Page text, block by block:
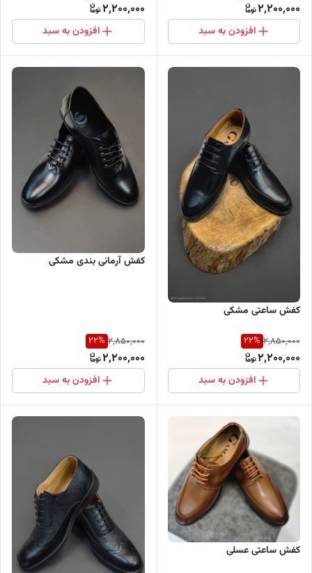
2,200,000
افزودن به سبد
2,200,000
افزودن به سبد
کفش ساعتی مشکی
2,850,000
22%
2,200,000
افزودن به سبد
کفش آرمانی بندی مشکی
2,850,000
22%
2,200,000
افزودن به سبد
کفش ساعتی عسلی